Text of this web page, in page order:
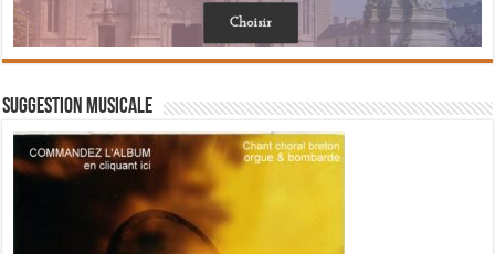
Suggestion musicale